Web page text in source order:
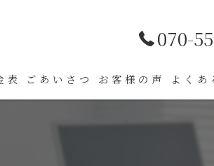
070-
表 ごあいさつ お客様の声 よくあ